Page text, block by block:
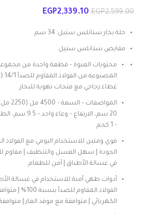
EGP2,599.00
EGP2,339.10
حلة بخار ستانلس ستيل: 34 سم
مقابض ستانلس ستيل
محتويات العبوة – قطعة واحدة من
غطاء زجاجي مع فتحات تهوية للبخار.
– 1 كجم.
قوي ومتين للاستخدام اليومي مع الفولاذ
الجودة | سهل الغسل والتنظيف | مقاوم
في غسالة الأطباق | آمن للطعام.
أدوات طهي آمنة للاستخدام في غسالة
الفولاذ المقاوم
الكهربائي | متوافقة مع موقد الغاز |